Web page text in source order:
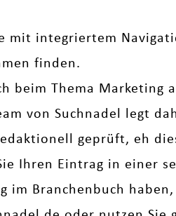
integriertem
finden.
beim Thema Marketing
von Suchnadel legt
geprüft, eh
Ihren Eintrag in einer
Branchenbuch